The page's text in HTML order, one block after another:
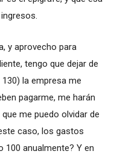
y aprovecho para
tengo que dejar de
la empresa me
pagarme, me harán
me puedo olvidar de
caso, los gastos
100 anualmente? Y en